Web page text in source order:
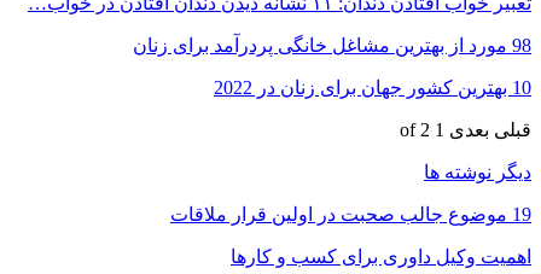
98 مورد از بهترین مشاغل خانگی پردرآمد برای زنان
10 بهترین کشور جهان برای زنان در 2022
قبلی بعدی 1 of 2
دیگر نوشته ها
19 موضوع جالب صحبت در اولین قرار ملاقات
اهمیت وکیل داوری برای کسب و کارها